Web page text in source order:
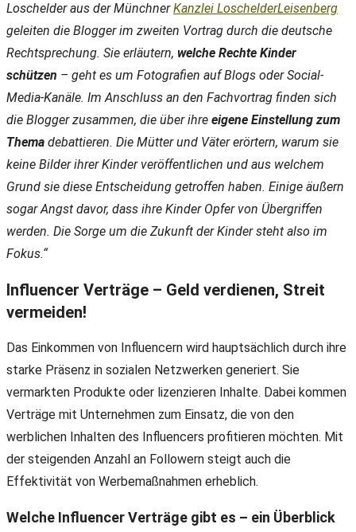
Loschelder aus der MünchnerKanzlei LoschelderLeisenberg
geleiten die Blogger im zweiten Vortrag durch die deutsche
Rechtsprechung. Sie erläutern, welche Rechte Kinder
schützen – geht es um Fotografien auf Blogs oder Social-
Media-Kanäle. Im Anschluss an den Fachvortrag finden sich
die Blogger zusammen, die über ihre eigene Einstellung zum
Thema debattieren. Die Mütter und Väter erörtern, warum sie
keine Bilder ihrer Kinder veröffentlichen und aus welchem
Grund sie diese Entscheidung getroffen haben. Einige äußern
sogar Angst davor, dass ihre Kinder Opfer von Übergriffen
werden. Die Sorge um die Zukunft der Kinder steht also im
Fokus.“
Influencer Verträge – Geld verdienen, Streit
vermeiden!
Das Einkommen von Influencern wird hauptsächlich durch ihre
starke Präsenz in sozialen Netzwerken generiert. Sie
vermarkten Produkte oder lizenzieren Inhalte. Dabei kommen
Verträge mit Unternehmen zum Einsatz, die von den
werblichen Inhalten des Influencers profitieren möchten. Mit
der steigenden Anzahl an Followern steigt auch die
Effektivität von Werbemaßnahmen erheblich.
Welche Influencer Verträge gibt es – ein Überblick